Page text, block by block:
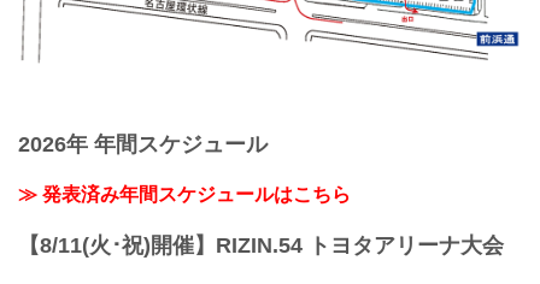
2026年 年間スケジュール
≫ 発表済み年間スケジュールはこちら
【8/11(火･祝)開催】RIZIN.54 トヨタアリーナ大会